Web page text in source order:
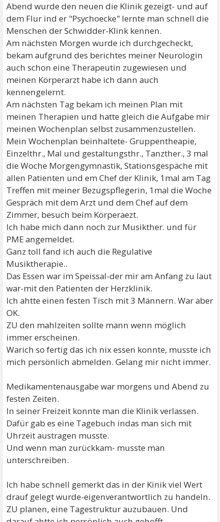
Abend wurde den neuen die Klinik gezeigt- und auf
dem Flur ind er "Psychoecke" lernte man schnell die
Menschen der Schwidder-Klink kennen.
Am nächsten Morgen wurde ich durchgecheckt,
bekam aufgrund des berichtes meiner Neurologin
auch schon eine Therapeutin zugewiesen und
meinen Körperarzt habe ich dann auch
kennengelernt.
Am nächsten Tag bekam ich meinen Plan mit
meinen Therapien und hatte gleich die Aufgabe mir
meinen Wochenplan selbst zusammenzustellen.
Mein Wochenplan beinhaltete- Gruppentheapie,
Einzelthr., Mal und gestaltungsthr., Tanzther., 3 mal
die Woche Morgengymnastik, Stationsgespäche mit
allen Patienten und em Chef der Klinik, 1mal am Tag
Treffen mit meiner Bezugspflegerin, 1mal die Woche
Gespräch mit dem Arzt und dem Chef auf dem
Zimmer, besuch beim Körperaezt.
Ich habe mich dann noch zur Musikther. und für
PME angemeldet.
Ganz toll fand ich auch die Regulative
Musiktherapie..
Das Essen war im Speissal-der mir am Anfang zu laut
war-mit den Patienten der Herzklinik.
Ich ahtte einen festen Tisch mit 3 Männern. War aber
OK.
ZU den mahlzeiten sollte mann wenn möglich
immer erscheinen.
Warich so fertig das ich nix essen konnte, musste ich
mich persönlich abmelden. Gelang mir nicht immer.
Medikamentenausgabe war morgens und Abend zu
festen Zeiten.
In seiner Freizeit konnte man die Klinik verlassen.
Dafür gab es eine Tagebuch indas man sich mit
Uhrzeit austragen musste.
Und wenn man zurückkam- musste man
unterschreiben.
Ich habe schnell gemerkt das in der Kinik viel Wert
drauf gelegt wurde-eigenverantwortlich zu handeln.
ZU planen, eine Tagestruktur auzubauen. Und